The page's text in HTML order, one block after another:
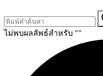
ไม่พบผลลัพธ์สำหรับ ""